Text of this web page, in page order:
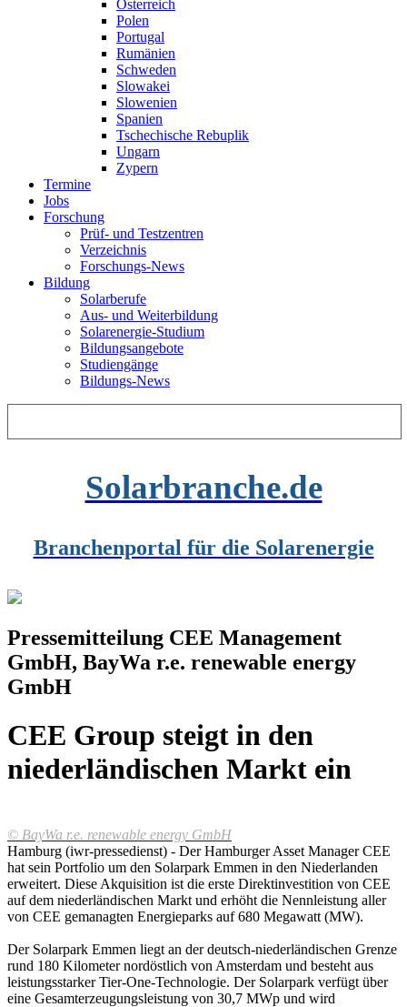
Österreich
Polen
Portugal
Rumänien
Schweden
Slowakei
Slowenien
Spanien
Tschechische Rebuplik
Ungarn
Zypern
Termine
Jobs
Forschung
Prüf- und Testzentren
Verzeichnis
Forschungs-News
Bildung
Solarberufe
Aus- und Weiterbildung
Solarenergie-Studium
Bildungsangebote
Studiengänge
Bildungs-News
Solarbranche.de
Branchenportal für die Solarenergie
Pressemitteilung CEE Management
GmbH, BayWa r.e. renewable energy
GmbH
CEE Group steigt in den
niederländischen Markt ein
© BayWa r.e. renewable energy GmbH
Hamburg (iwr-pressedienst) - Der Hamburger Asset Manager CEE
hat sein Portfolio um den Solarpark Emmen in den Niederlanden
erweitert. Diese Akquisition ist die erste Direktinvestition von CEE
auf dem niederländischen Markt und erhöht die Nennleistung aller
von CEE gemanagten Energieparks auf 680 Megawatt (MW).
Der Solarpark Emmen liegt an der deutsch-niederländischen Grenze
rund 180 Kilometer nordöstlich von Amsterdam und besteht aus
leistungsstarker Tier-One-Technologie. Der Solarpark verfügt über
eine Gesamterzeugungsleistung von 30,7 MWp und wird